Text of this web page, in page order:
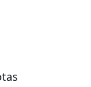
reforzado
cena